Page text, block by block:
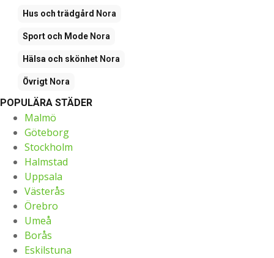
Hus och trädgård Nora
Sport och Mode Nora
Hälsa och skönhet Nora
Övrigt Nora
POPULÄRA STÄDER
Malmö
Göteborg
Stockholm
Halmstad
Uppsala
Västerås
Örebro
Umeå
Borås
Eskilstuna